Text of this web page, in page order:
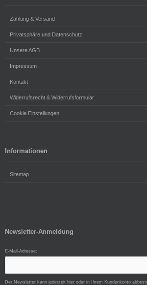
Zahlung & Versand
Privatsphäre und Datenschutz
Unsere AGB
Impressum
Kontakt
Widerrufsrecht & Widerrufsformular
Cookie Einstellungen
Informationen
Sitemap
Newsletter-Anmeldung
E-Mail-Adresse:
Der Newsletter kann jederzeit hier oder in Ihrem Kundenkonto